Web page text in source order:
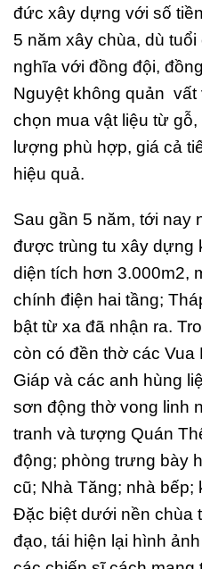
đức xây dựng với số
5 năm xây chùa, dù
nghĩa với đồng đội,
Nguyệt không quản
chọn mua vật liệu từ
lượng phù hợp, giá cả
hiệu quả.
Sau gần 5 năm, tới nay
được trùng tu xây dựng
diện tích hơn 3.000m2,
chính điện hai tầng;
bật từ xa đã nhận ra.
còn có đền thờ các Vua
Giáp và các anh hùng
sơn động thờ vong linh
tranh và tượng Quán
động; phòng trưng bày
cũ; Nhà Tăng; nhà
Đặc biệt dưới nền chùa
đạo, tái hiện lại hình